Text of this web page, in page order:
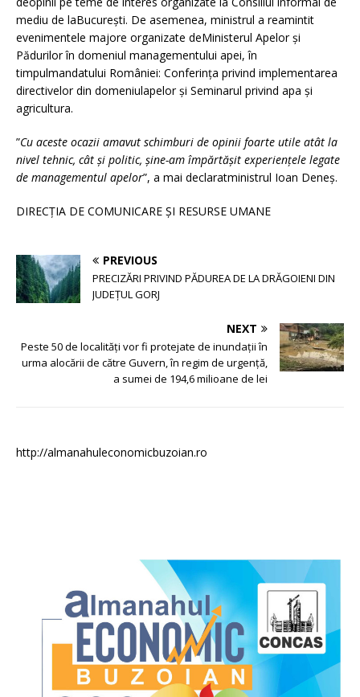
mediu de laBucurești. De asemenea, ministrul a reamintit
evenimentele majore organizate deMinisterul Apelor și
Pădurilor în domeniul managementului apei, în
timpulmandatului României: Conferința privind implementarea
directivelor din domeniulapelor și Seminarul privind apa și
agricultura.
”Cu aceste ocazii amavut schimburi de opinii foarte utile atât la
nivel tehnic, cât și politic, șine-am împărtășit experiențele legate
de managementul apelor”, a mai declaratministrul Ioan Deneș.
DIRECȚIA DE COMUNICARE ȘI RESURSE UMANE
PREVIOUS
PRECIZĂRI PRIVIND PĂDUREA DE LA DRĂGOIENI DIN
JUDEȚUL GORJ
NEXT
Peste 50 de localități vor fi protejate de inundații în
urma alocării de către Guvern, în regim de urgență,
a sumei de 194,6 milioane de lei
http://almanahuleconomicbuzoian.ro